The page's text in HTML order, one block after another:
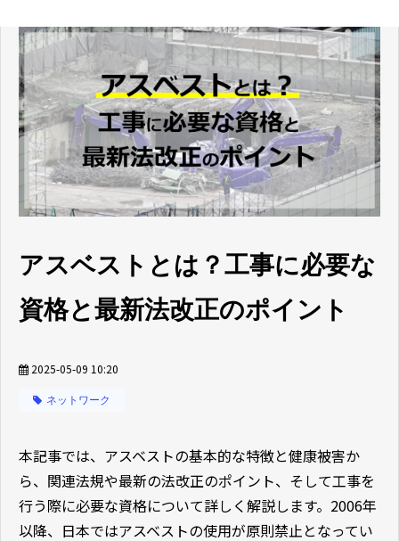
アスベストとは？工事に必要な
資格と最新法改正のポイント
2025-05-09 10:20
ネットワーク
本記事では、アスベストの基本的な特徴と健康被害か
ら、関連法規や最新の法改正のポイント、そして工事を
行う際に必要な資格について詳しく解説します。2006年
以降、日本ではアスベストの使用が原則禁止となってい